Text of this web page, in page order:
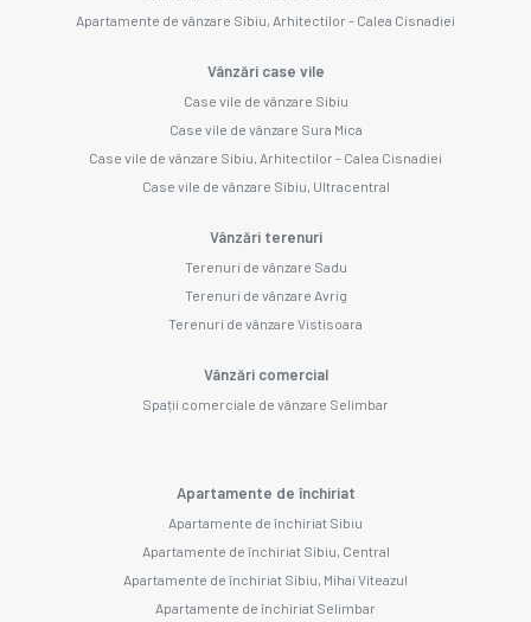
Apartamente de vânzare Sibiu, Arhitectilor - Calea Cisnadiei
Vânzări case vile
Case vile de vânzare Sibiu
Case vile de vânzare Sura Mica
Case vile de vânzare Sibiu, Arhitectilor - Calea Cisnadiei
Case vile de vânzare Sibiu, Ultracentral
Vânzări terenuri
Terenuri de vânzare Sadu
Terenuri de vânzare Avrig
Terenuri de vânzare Vistisoara
Vânzări comercial
Spații comerciale de vânzare Selimbar
Apartamente de închiriat
Apartamente de închiriat Sibiu
Apartamente de închiriat Sibiu, Central
Apartamente de închiriat Sibiu, Mihai Viteazul
Apartamente de închiriat Selimbar